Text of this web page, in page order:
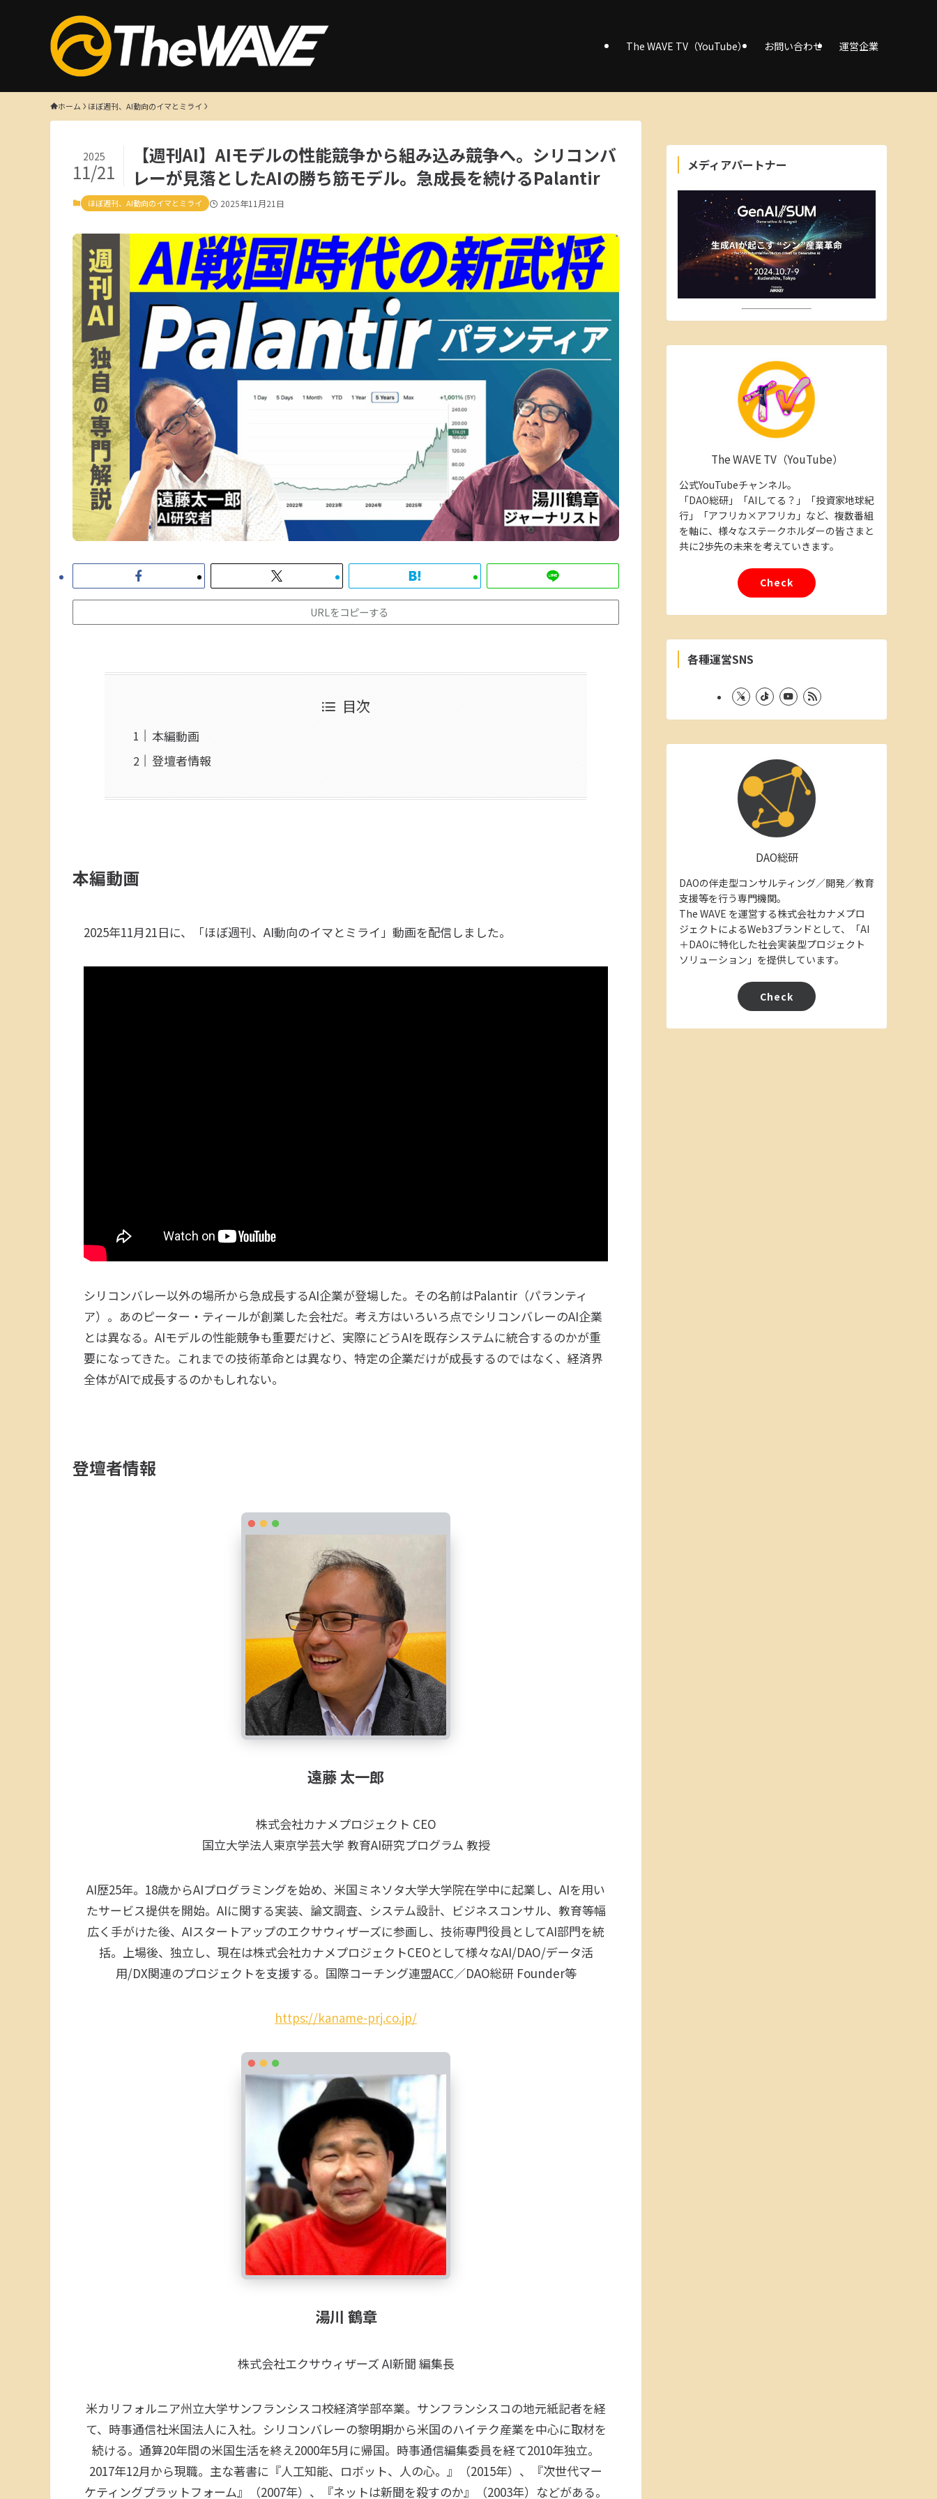
The WAVE TV（YouTube） お問い合わせ 運営企業
ホーム ほぼ週刊、AI動向のイマとミライ
【週刊AI】AIモデルの性能競争から組み込み競争へ。シリコンバ
レーが見落としたAIの勝ち筋モデル。急成長を続けるPalantir
2025
11/21
ほぼ週刊、AI動向のイマとミライ 2025年11月21日
URLをコピーする
目次
本編動画
登壇者情報
本編動画
2025年11月21日に、「ほぼ週刊、AI動向のイマとミライ」動画を配信しました。
シリコンバレー以外の場所から急成長するAI企業が登場した。その名前はPalantir（パランティ
ア）。あのピーター・ティールが創業した会社だ。考え方はいろいろ点でシリコンバレーのAI企業
とは異なる。AIモデルの性能競争も重要だけど、実際にどうAIを既存システムに統合するのかが重
要になってきた。これまでの技術革命とは異なり、特定の企業だけが成長するのではなく、経済界
全体がAIで成長するのかもしれない。
登壇者情報
遠藤 太一郎
株式会社カナメプロジェクト CEO
国立大学法人東京学芸大学 教育AI研究プログラム 教授
AI歴25年。18歳からAIプログラミングを始め、米国ミネソタ大学大学院在学中に起業し、AIを用い
たサービス提供を開始。AIに関する実装、論文調査、システム設計、ビジネスコンサル、教育等幅
広く手がけた後、AIスタートアップのエクサウィザーズに参画し、技術専門役員としてAI部門を統
括。上場後、独立し、現在は株式会社カナメプロジェクトCEOとして様々なAI/DAO/データ活
用/DX関連のプロジェクトを支援する。国際コーチング連盟ACC／DAO総研 Founder等
https://kaname-prj.co.jp/
湯川 鶴章
株式会社エクサウィザーズ AI新聞 編集長
米カリフォルニア州立大学サンフランシスコ校経済学部卒業。サンフランシスコの地元紙記者を経
て、時事通信社米国法人に入社。シリコンバレーの黎明期から米国のハイテク産業を中心に取材を
続ける。通算20年間の米国生活を終え2000年5月に帰国。時事通信編集委員を経て2010年独立。
2017年12月から現職。主な著書に『人工知能、ロボット、人の心。』（2015年）、『次世代マー
ケティングプラットフォーム』（2007年）、『ネットは新聞を殺すのか』（2003年）などがある。
メディアパートナー
The WAVE TV（YouTube）
公式YouTubeチャンネル。
「DAO総研」「AIしてる？」「投資家地球紀
行」「アフリカ×アフリカ」など、複数番組
を軸に、様々なステークホルダーの皆さまと
共に2歩先の未来を考えていきます。
Check
各種運営SNS
DAO総研
DAOの伴走型コンサルティング／開発／教育
支援等を行う専門機関。
The WAVE を運営する株式会社カナメプロ
ジェクトによるWeb3ブランドとして、「AI
＋DAOに特化した社会実装型プロジェクト
ソリューション」を提供しています。
Check